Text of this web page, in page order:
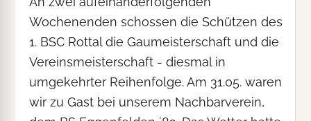
Wochenenden schossen die Schützen des
1. BSC Rottal die Gaumeisterschaft und die
Vereinsmeisterschaft - diesmal in
umgekehrter Reihenfolge. Am 31.05. waren
wir zu Gast bei unserem Nachbarverein,